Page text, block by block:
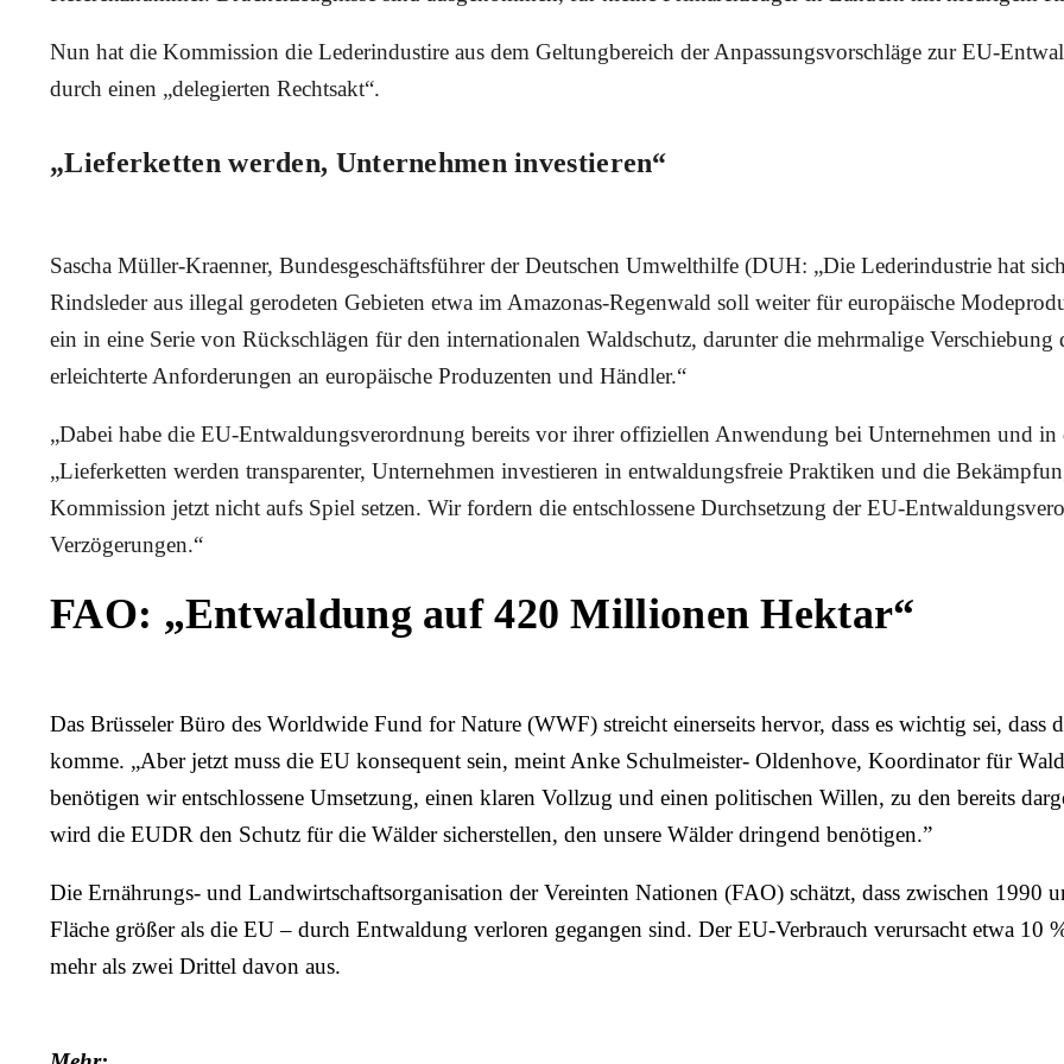
Nun hat die Kommission die Lederindustire aus dem Geltungbereich der Anpassungsvorschläge zur EU-
durch einen „delegierten Rechtsakt“.
„Lieferketten werden, Unternehmen investieren“
Sascha Müller-Kraenner, Bundesgeschäftsführer der Deutschen Umwelthilfe (DUH: „Die Lederindustrie hat
Rindsleder aus illegal gerodeten Gebieten etwa im Amazonas-Regenwald soll weiter für europäische
ein in eine Serie von Rückschlägen für den internationalen Waldschutz, darunter die mehrmalige
erleichterte Anforderungen an europäische Produzenten und Händler.“
„Dabei habe die EU-Entwaldungsverordnung bereits vor ihrer offiziellen Anwendung bei Unternehmen und
„Lieferketten werden transparenter, Unternehmen investieren in entwaldungsfreie Praktiken und die
Kommission jetzt nicht aufs Spiel setzen. Wir fordern die entschlossene Durchsetzung der EU-
Verzögerungen.“
FAO: „Entwaldung auf 420 Millionen Hektar“
Das Brüsseler Büro des Worldwide Fund for Nature (WWF) streicht einerseits hervor, dass es wichtig sei,
komme. „Aber jetzt muss die EU konsequent sein, meint Anke Schulmeister‑ Oldenhove, Koordinator für
benötigen wir entschlossene Umsetzung, einen klaren Vollzug und einen politischen Willen, zu den bereits
wird die EUDR den Schutz für die Wälder sicherstellen, den unsere Wälder dringend benötigen.”
Die Ernährungs- und Landwirtschaftsorganisation der Vereinten Nationen (FAO) schätzt, dass zwischen
Fläche größer als die EU – durch Entwaldung verloren gegangen sind. Der EU-Verbrauch verursacht etwa 10
mehr als zwei Drittel davon aus.